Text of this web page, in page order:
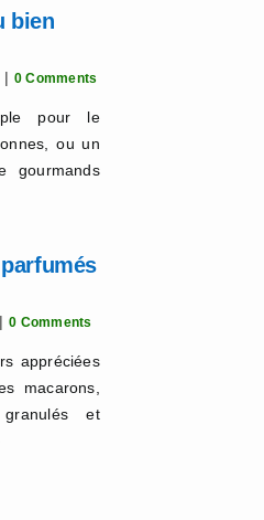
bien
| 0 Comments
pour le
ou un
gourmands
| 0 Comments
appréciées
macarons,
et